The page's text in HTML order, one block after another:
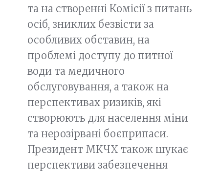
та на створенні Комісії з питань
осіб, зниклих безвісти за
особливих обставин, на
проблемі доступу до питної
води та медичного
обслуговування, а також на
перспективах ризиків, які
створюють для населення міни
та нерозірвані боєприпаси.
Президент МКЧХ також шукає
перспективи забезпечення